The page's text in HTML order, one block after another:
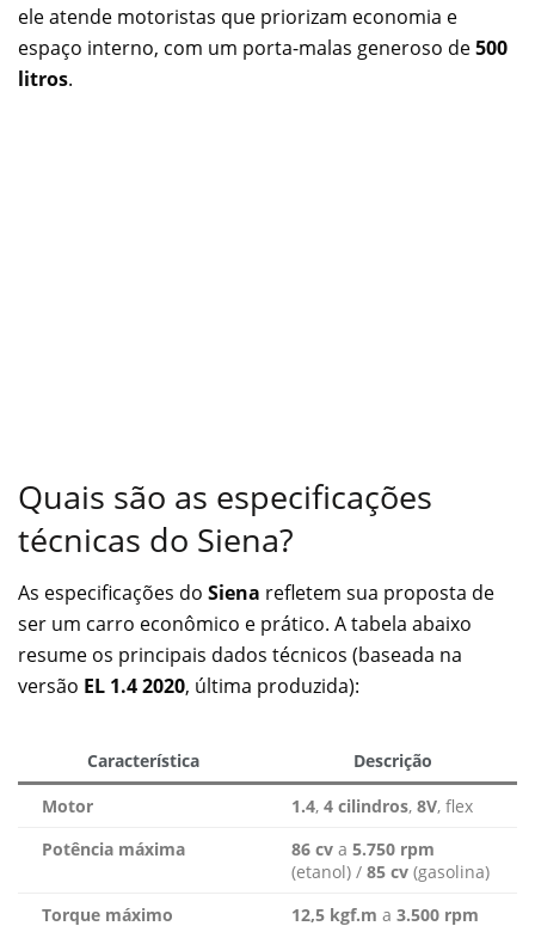
ele atende motoristas que priorizam economia e
espaço interno, com um porta-malas generoso de500
litros.
Quais são as especificações
técnicas do Siena?
As especificações do Siena refletem sua proposta de
ser um carro econômico e prático. A tabela abaixo
resume os principais dados técnicos (baseada na
versão EL 1.4 2020, última produzida):
Característica
Descrição
Motor
1.4, 4 cilindros, 8V, flex
Potência máxima
86 cv a 5.750 rpm
(etanol) / 85 cv (gasolina)
Torque máximo
12,5 kgf.m a 3.500 rpm